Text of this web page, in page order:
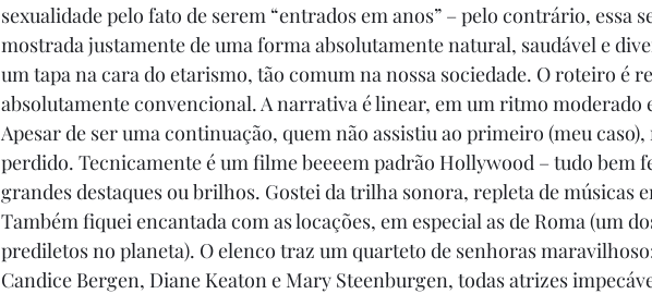
sexualidade pelo fato de serem “entrados em anos” – pelo contrário, essa
mostrada justamente de uma forma absolutamente natural, saudável e
um tapa na cara do etarismo, tão comum na nossa sociedade. O roteiro é
absolutamente convencional. A narrativa é linear, em um ritmo moderado
Apesar de ser uma continuação, quem não assistiu ao primeiro (meu caso),
perdido. Tecnicamente é um filme beeeem padrão Hollywood – tudo bem
grandes destaques ou brilhos. Gostei da trilha sonora, repleta de músicas
Também fiquei encantada com as locações, em especial as de Roma (um
prediletos no planeta). O elenco traz um quarteto de senhoras
Candice Bergen, Diane Keaton e Mary Steenburgen, todas atrizes